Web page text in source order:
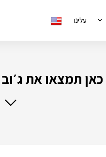
עלינו
כאן תמצאו את